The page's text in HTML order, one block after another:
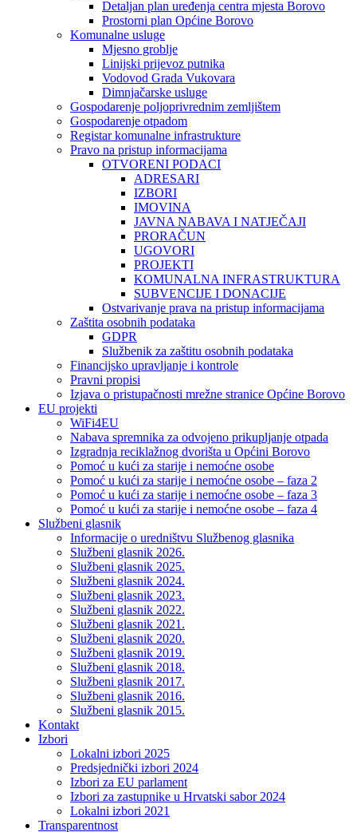
Detaljan plan uređenja centra mjesta Borovo
Prostorni plan Općine Borovo
Komunalne usluge
Mjesno groblje
Linijski prijevoz putnika
Vodovod Grada Vukovara
Dimnjačarske usluge
Gospodarenje poljoprivrednim zemljištem
Gospodarenje otpadom
Registar komunalne infrastrukture
Pravo na pristup informacijama
OTVORENI PODACI
ADRESARI
IZBORI
IMOVINA
JAVNA NABAVA I NATJEČAJI
PRORAČUN
UGOVORI
PROJEKTI
KOMUNALNA INFRASTRUKTURA
SUBVENCIJE I DONACIJE
Ostvarivanje prava na pristup informacijama
Zaštita osobnih podataka
GDPR
Službenik za zaštitu osobnih podataka
Financijsko upravljanje i kontrole
Pravni propisi
Izjava o pristupačnosti mrežne stranice Općine Borovo
EU projekti
WiFi4EU
Nabava spremnika za odvojeno prikupljanje otpada
Izgradnja reciklažnog dvorišta u Općini Borovo
Pomoć u kući za starije i nemoćne osobe
Pomoć u kući za starije i nemoćne osobe – faza 2
Pomoć u kući za starije i nemoćne osobe – faza 3
Pomoć u kući za starije i nemoćne osobe – faza 4
Službeni glasnik
Informacije o uredništvu Službenog glasnika
Službeni glasnik 2026.
Službeni glasnik 2025.
Službeni glasnik 2024.
Službeni glasnik 2023.
Službeni glasnik 2022.
Službeni glasnik 2021.
Službeni glasnik 2020.
Službeni glasnik 2019.
Službeni glasnik 2018.
Službeni glasnik 2017.
Službeni glasnik 2016.
Službeni glasnik 2015.
Kontakt
Izbori
Lokalni izbori 2025
Predsjednički izbori 2024
Izbori za EU parlament
Izbori za zastupnike u Hrvatski sabor 2024
Lokalni izbori 2021
Transparentnost